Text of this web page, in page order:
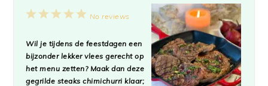
5
4
3
2
1
No reviews
Wil je tijdens de feestdagen een
bijzonder lekker vlees gerecht op
het menu zetten? Maak dan deze
gegrilde steaks chimichurri klaar;